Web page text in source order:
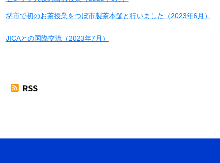
堺市で初のお茶授業をつぼ市製茶本舗と行いました（2023年6月）
JICAとの国際交流（2023年7月）
RSS